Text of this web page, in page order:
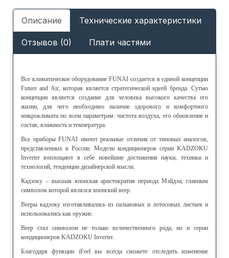
Описание Технические характеристики
Отзывов (0) Плати частями
Все климатическое оборудование FUNAI создается в единой концепции
Future and Air, которая является стратегической идеей бренда. Сутью
концепции является создание для человека высокого качества его
жизни, для чего необходимо наличие здорового и комфортного
микроклимата по всем параметрам: чистота воздуха, его обновление и
состав, влажность и температура.
Все приборы FUNAI имеют реальные отличия от типовых аналогов,
представленных в России. Модели кондиционеров серии KADZOKU
Inverter воплощают в себе новейшие достижения науки, техники и
технологий, тенденции дизайнерской мысли.
Кадзоку – высшая японская аристократия периода Мэйдзи, главным
символом которой являлся японский веер.
Вееры кадзоку изготавливались из пальмовых и лотосовых листьев и
использовались как оружие.
Веер стал символом не только величественного рода, но и серии
кондиционеров KADZOKU Inverter.
Благодаря функции iFeel вы всегда сможете отследить изменение